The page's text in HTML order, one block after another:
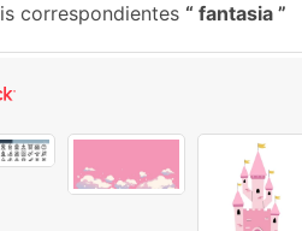
correspondientes fantasia